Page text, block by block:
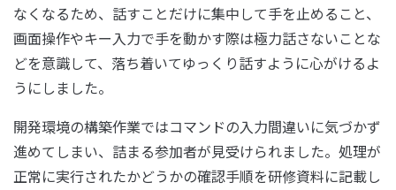
なくなるため、話すことだけに集中して手を止めること、
画面操作やキー入力で手を動かす際は極力話さないことな
どを意識して、落ち着いてゆっくり話すように心がけるよ
うにしました。
開発環境の構築作業ではコマンドの入力間違いに気づかず
進めてしまい、詰まる参加者が見受けられました。処理が
正常に実行されたかどうかの確認手順を研修資料に記載し